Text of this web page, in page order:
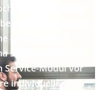
ganz am Anfang
aufgehoben
umfangreiche
Service unter SAP
Service-Modul vor
individuellen